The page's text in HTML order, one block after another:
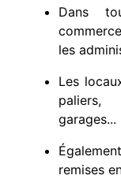
Dans
les
Les
paliers,
garages...
remises